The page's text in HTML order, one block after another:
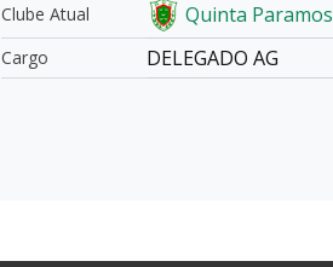
Clube Atual Quinta Paramos
Cargo DELEGADO AG